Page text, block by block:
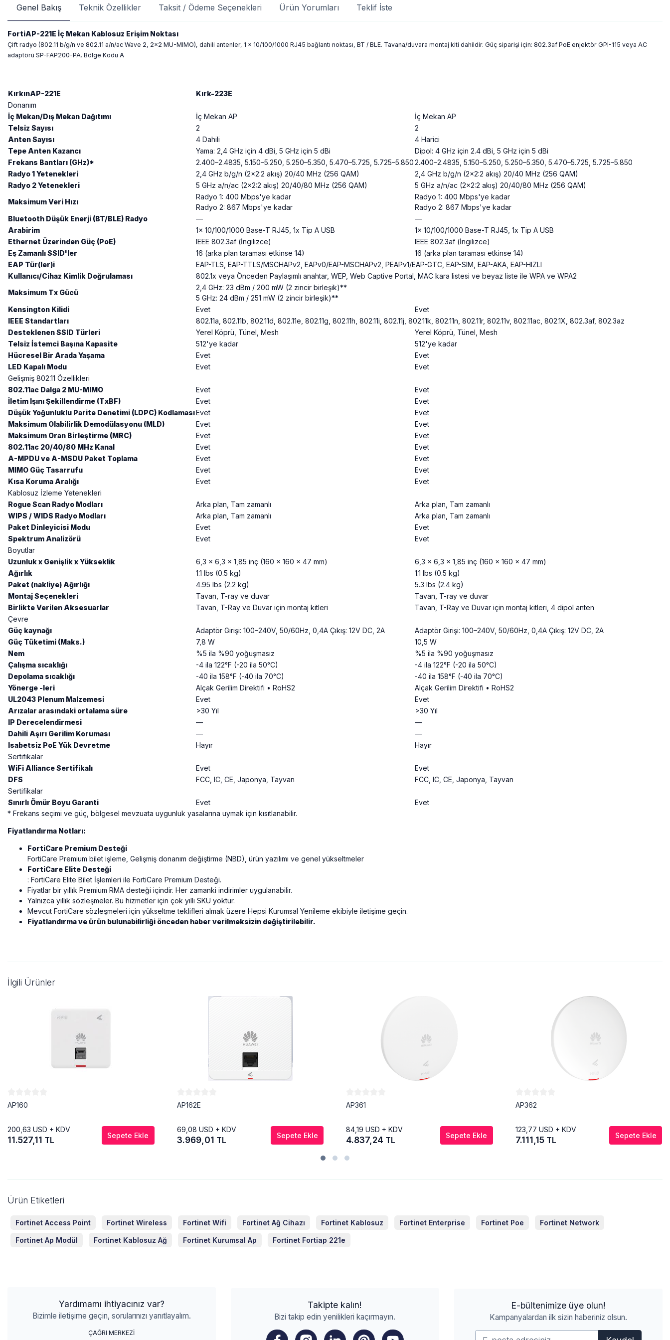
Genel Bakış Teknik Özellikler Taksit / Ödeme Seçenekleri Ürün Yorumları Teklif İste
FortiAP-221E İç Mekan Kablosuz Erişim Noktası
Çift radyo (802.11 b/g/n ve 802.11 a/n/ac Wave 2, 2x2 MU-MIMO), dahili antenler, 1 x 10/100/1000 RJ45 bağlantı noktası, BT / BLE. Tavana/duvara montaj kiti dahildir. Güç siparişi için: 802.3af PoE enjektör GPI-115 veya AC
adaptörü SP-FAP200-PA. Bölge Kodu A
KırkınAP-221E
Kırk-223E
Donanım
İç Mekan/Dış Mekan Dağıtımı
İç Mekan AP
İç Mekan AP
Telsiz Sayısı
2
2
Anten Sayısı
4 Dahili
4 Harici
Tepe Anten Kazancı
Yama: 2,4 GHz için 4 dBi, 5 GHz için 5 dBi
Dipol: 4 GHz için 2.4 dBi, 5 GHz için 5 dBi
Frekans Bantları (GHz)*
2.400–2.4835, 5.150–5.250, 5.250–5.350, 5.470–5.725, 5.725–5.8502.400–2.4835, 5.150–5.250, 5.250–5.350, 5.470–5.725, 5.725–5.850
Radyo 1 Yetenekleri
2,4 GHz b/g/n (2x2:2 akış) 20/40 MHz (256 QAM)
2,4 GHz b/g/n (2x2:2 akış) 20/40 MHz (256 QAM)
Radyo 2 Yetenekleri
5 GHz a/n/ac (2x2:2 akış) 20/40/80 MHz (256 QAM)
5 GHz a/n/ac (2x2:2 akış) 20/40/80 MHz (256 QAM)
Maksimum Veri Hızı
Radyo 1: 400 Mbps'ye kadar
Radyo 2: 867 Mbps'ye kadar
Radyo 1: 400 Mbps'ye kadar
Radyo 2: 867 Mbps'ye kadar
Bluetooth Düşük Enerji (BT/BLE) Radyo
—
—
Arabirim
1x 10/100/1000 Base-T RJ45, 1x Tip A USB
1x 10/100/1000 Base-T RJ45, 1x Tip A USB
Ethernet Üzerinden Güç (PoE)
IEEE 802.3af (İngilizce)
IEEE 802.3af (İngilizce)
Eş Zamanlı SSID'ler
16 (arka plan taraması etkinse 14)
16 (arka plan taraması etkinse 14)
EAP Tür(ler)i
EAP-TLS, EAP-TTLS/MSCHAPv2, EAPv0/EAP-MSCHAPv2, PEAPv1/EAP-GTC, EAP-SIM, EAP-AKA, EAP-HIZLI
Kullanıcı/Cihaz Kimlik Doğrulaması
802.1x veya Önceden Paylaşımlı anahtar, WEP, Web Captive Portal, MAC kara listesi ve beyaz liste ile WPA ve WPA2
Maksimum Tx Gücü
2,4 GHz: 23 dBm / 200 mW (2 zincir birleşik)**
5 GHz: 24 dBm / 251 mW (2 zincir birleşik)**
Kensington Kilidi
Evet
Evet
IEEE Standartları
802.11a, 802.11b, 802.11d, 802.11e, 802.11g, 802.11h, 802.11i, 802.11j, 802.11k, 802.11n, 802.11r, 802.11v, 802.11ac, 802.1X, 802.3af, 802.3az
Desteklenen SSID Türleri
Yerel Köprü, Tünel, Mesh
Yerel Köprü, Tünel, Mesh
Telsiz İstemci Başına Kapasite
512'ye kadar
512'ye kadar
Hücresel Bir Arada Yaşama
Evet
Evet
LED Kapalı Modu
Evet
Evet
Gelişmiş 802.11 Özellikleri
802.11ac Dalga 2 MU-MIMO
Evet
Evet
İletim Işını Şekillendirme (TxBF)
Evet
Evet
Düşük Yoğunluklu Parite Denetimi (LDPC) KodlamasıEvet
Evet
Maksimum Olabilirlik Demodülasyonu (MLD)
Evet
Evet
Maksimum Oran Birleştirme (MRC)
Evet
Evet
802.11ac 20/40/80 MHz Kanal
Evet
Evet
A-MPDU ve A-MSDU Paket Toplama
Evet
Evet
MIMO Güç Tasarrufu
Evet
Evet
Kısa Koruma Aralığı
Evet
Evet
Kablosuz İzleme Yetenekleri
Rogue Scan Radyo Modları
Arka plan, Tam zamanlı
Arka plan, Tam zamanlı
WIPS / WIDS Radyo Modları
Arka plan, Tam zamanlı
Arka plan, Tam zamanlı
Paket Dinleyicisi Modu
Evet
Evet
Spektrum Analizörü
Evet
Evet
Boyutlar
Uzunluk x Genişlik x Yükseklik
6,3 x 6,3 x 1,85 inç (160 x 160 x 47 mm)
6,3 x 6,3 x 1,85 inç (160 x 160 x 47 mm)
Ağırlık
1.1 lbs (0.5 kg)
1.1 lbs (0.5 kg)
Paket (nakliye) Ağırlığı
4.95 lbs (2.2 kg)
5.3 lbs (2.4 kg)
Montaj Seçenekleri
Tavan, T-ray ve duvar
Tavan, T-ray ve duvar
Birlikte Verilen Aksesuarlar
Tavan, T-Ray ve Duvar için montaj kitleri
Tavan, T-Ray ve Duvar için montaj kitleri, 4 dipol anten
Çevre
Güç kaynağı
Adaptör Girişi: 100–240V, 50/60Hz, 0,4A Çıkış: 12V DC, 2A
Adaptör Girişi: 100–240V, 50/60Hz, 0,4A Çıkış: 12V DC, 2A
Güç Tüketimi (Maks.)
7,8 W
10,5 W
Nem
%5 ila %90 yoğuşmasız
%5 ila %90 yoğuşmasız
Çalışma sıcaklığı
-4 ila 122°F (-20 ila 50°C)
-4 ila 122°F (-20 ila 50°C)
Depolama sıcaklığı
-40 ila 158°F (-40 ila 70°C)
-40 ila 158°F (-40 ila 70°C)
Yönerge -leri
Alçak Gerilim Direktifi • RoHS2
Alçak Gerilim Direktifi • RoHS2
UL2043 Plenum Malzemesi
Evet
Evet
Arızalar arasındaki ortalama süre
>30 Yıl
>30 Yıl
IP Derecelendirmesi
—
—
Dahili Aşırı Gerilim Koruması
—
—
Isabetsiz PoE Yük Devretme
Hayır
Hayır
Sertifikalar
WiFi Alliance Sertifikalı
Evet
Evet
DFS
FCC, IC, CE, Japonya, Tayvan
FCC, IC, CE, Japonya, Tayvan
Sertifikalar
Sınırlı Ömür Boyu Garanti
Evet
Evet
* Frekans seçimi ve güç, bölgesel mevzuata uygunluk yasalarına uymak için kısıtlanabilir.
Fiyatlandırma Notları:
FortiCare Premium Desteği
FortiCare Premium bilet işleme, Gelişmiş donanım değiştirme (NBD), ürün yazılımı ve genel yükseltmeler
FortiCare Elite Desteği
: FortiCare Elite Bilet İşlemleri ile FortiCare Premium Desteği.
Fiyatlar bir yıllık Premium RMA desteği içindir. Her zamanki indirimler uygulanabilir.
Yalnızca yıllık sözleşmeler. Bu hizmetler için çok yıllı SKU yoktur.
Mevcut FortiCare sözleşmeleri için yükseltme teklifleri almak üzere Hepsi Kurumsal Yenileme ekibiyle iletişime geçin.
Fiyatlandırma ve ürün bulunabilirliği önceden haber verilmeksizin değiştirilebilir.
İlgili Ürünler
AP160
200,63 USD + KDV
11.527,11 TL Sepete Ekle
AP162E
69,08 USD + KDV
3.969,01 TL Sepete Ekle
AP361
84,19USD + KDV
4.837,24 TL Sepete Ekle
AP362
123,77 USD + KDV
7.111,15 TL Sepete Ekle
Ürün Etiketleri
Fortinet Access Point Fortinet Wireless Fortinet Wifi Fortinet Ağ Cihazı Fortinet Kablosuz Fortinet Enterprise Fortinet Poe Fortinet Network
Fortinet Ap Modül Fortinet Kablosuz Ağ Fortinet Kurumsal Ap Fortinet Fortiap 221e
Yardımamı ihtiyacınız var?
Bizimle iletişime geçin, sorularınızı yanıtlayalım.
ÇAĞRI MERKEZİ
Takipte kalın!
Bizi takip edin yenilikleri kaçırmayın.
E-bültenimize üye olun!
Kampanyalardan ilk sizin haberiniz olsun.